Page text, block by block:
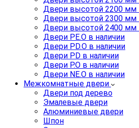
Двери высотой 2200 мм
Двери высотой 2300 мм
Двери высотой 2400 мм
Двери PE.O в наличии
Двери PD.O в наличии
Двери PD в наличии
Двери P.O в наличии
Двери NE.O в наличии
Межкомнатные двери
Двери под дерево
Эмалевые двери
Алюминиевые двери
Шпон